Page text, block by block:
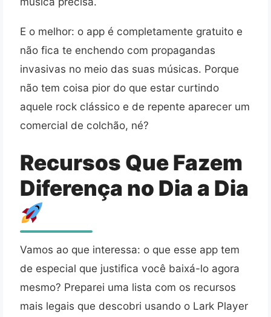
E o melhor: o app é completamente gratuito e
não fica te enchendo com propagandas
invasivas no meio das suas músicas. Porque
não tem coisa pior do que estar curtindo
aquele rock clássico e de repente aparecer um
comercial de colchão, né?
Recursos Que Fazem
Diferença no Dia a Dia
Vamos ao que interessa: o que esse app tem
de especial que justifica você baixá-lo agora
mesmo? Preparei uma lista com os recursos
mais legais que descobri usando o Lark Player